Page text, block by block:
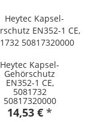
Heytec Kapsel-
Gehörschutz
EN352-1 CE,
5081732
50817320000
14,53 € *